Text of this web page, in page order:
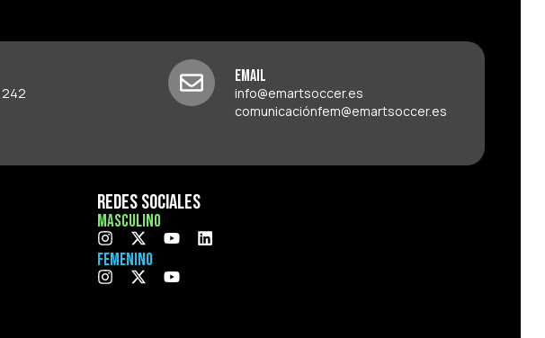
242
Email
info@emartsoccer.es
comunicaciónfem@emartsoccer.es
Redes Sociales
Masculino
Femenino